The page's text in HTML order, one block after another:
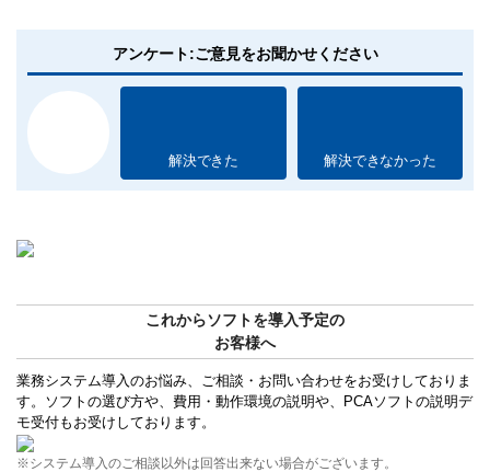
アンケート:ご意見をお聞かせください
解決できた 解決できなかった
これからソフトを導入予定の
お客様へ
業務システム導入のお悩み、ご相談・お問い合わせをお受けしておりま
す。ソフトの選び方や、費用・動作環境の説明や、PCAソフトの説明デ
モ受付もお受けしております。
※システム導入のご相談以外は回答出来ない場合がございます。